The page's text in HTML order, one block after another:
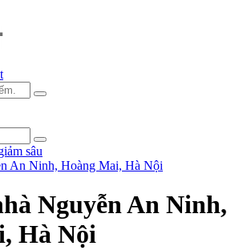
Nguyễn An Ninh,
Hà Nội